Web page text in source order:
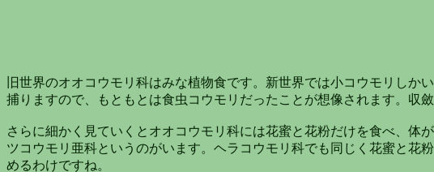
12
旧世界のオオコウモリ科はみな植物食です。新世界では小コウモリし
捕りますので、もともとは食虫コウモリだったことが想像されます。収
さらに細かく見ていくとオオコウモリ科には花蜜と花粉だけを食べ、
ツコウモリ亜科というのがいます。ヘラコウモリ科でも同じく花蜜と花
めるわけですね。